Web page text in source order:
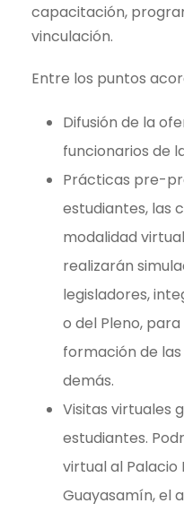
capacitación,
vinculación.
Entre los puntos
Difusión de la
funcionarios de
Prácticas pre-
estudiantes, las
modalidad
realizarán
legisladores,
o del Pleno,
formación de
demás.
Visitas virtuales
estudiantes.
virtual al Palacio
Guayasamín, el